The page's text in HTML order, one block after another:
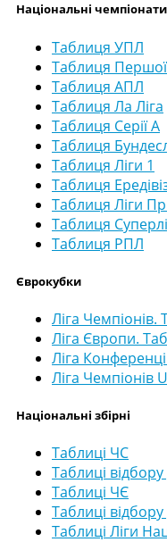
Національні чемпіонати
Таблиця УПЛ
Таблиця Першої
Таблиця АПЛ
Таблиця Ла Ліга
Таблиця Серії А
Таблиця
Таблиця Ліги 1
Таблиця
Таблиця Ліги
Таблиця
Таблиця РПЛ
Єврокубки
Ліга Чемпіонів.
Ліга Європи.
Ліга
Ліга Чемпіонів
Національні збірні
Таблиці ЧС
Таблиці
Таблиці ЧЄ
Таблиці
Таблиці Ліги